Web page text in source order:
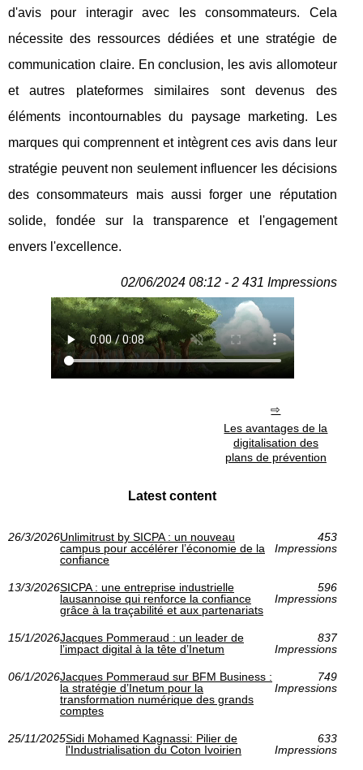
d'avis pour interagir avec les consommateurs. Cela
nécessite des ressources dédiées et une stratégie de
communication claire. En conclusion, les avis allomoteur
et autres plateformes similaires sont devenus des
éléments incontournables du paysage marketing. Les
marques qui comprennent et intègrent ces avis dans leur
stratégie peuvent non seulement influencer les décisions
des consommateurs mais aussi forger une réputation
solide, fondée sur la transparence et l'engagement
envers l'excellence.
02/06/2024 08:12 - 2 431 Impressions
Les avantages de la
digitalisation des
plans de prévention
Latest content
26/3/2026Unlimitrust by SICPA : un nouveau
campus pour accélérer l’économie de la
confiance
453
Impressions
13/3/2026SICPA : une entreprise industrielle
lausannoise qui renforce la confiance
grâce à la traçabilité et aux partenariats
596
Impressions
15/1/2026Jacques Pommeraud : un leader de
l’impact digital à la tête d’Inetum
837
Impressions
06/1/2026Jacques Pommeraud sur BFM Business :
la stratégie d’Inetum pour la
transformation numérique des grands
comptes
749
Impressions
25/11/2025Sidi Mohamed Kagnassi: Pilier de
l'Industrialisation du Coton Ivoirien
633
Impressions